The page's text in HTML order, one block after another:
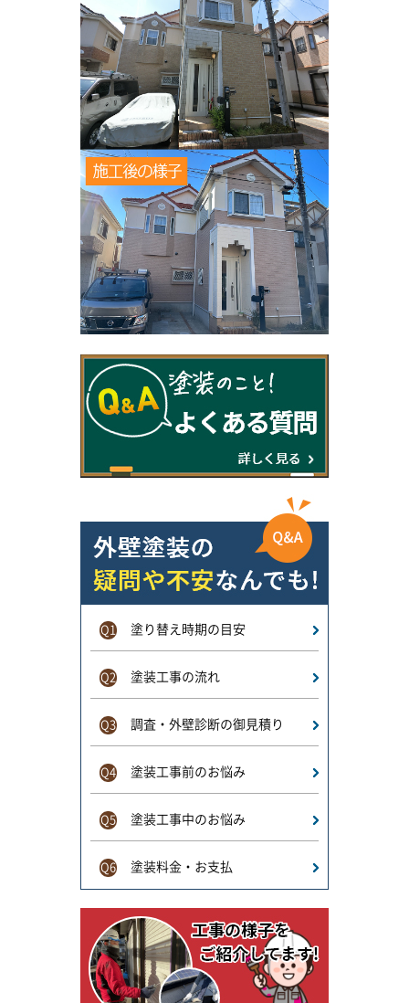
Q1 塗り替え時期の目安
Q2 塗装工事の流れ
Q3 調査・外壁診断の御見積り
Q4 塗装工事前のお悩み
Q5 塗装工事中のお悩み
Q6 塗装料金・お支払